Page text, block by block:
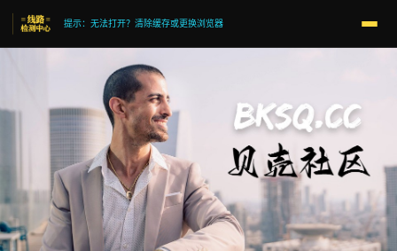
提示：无法打开？清除缓存或更换浏览器